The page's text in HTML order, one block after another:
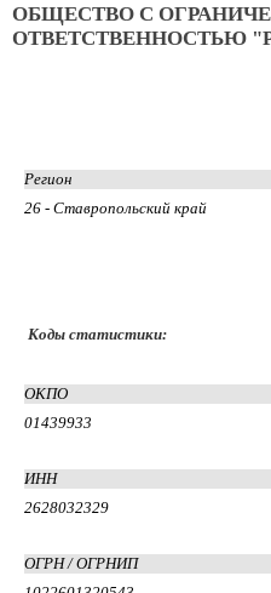
ОБЩЕСТВО С
ОТВЕТСТВЕННОСТЬЮ
Регион
26 - Ставропольский край
Коды статистики:
ОКПО
01439933
ИНН
2628032329
ОГРН / ОГРНИП